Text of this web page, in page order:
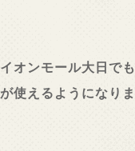
イオンモール大日で
が使えるようになり